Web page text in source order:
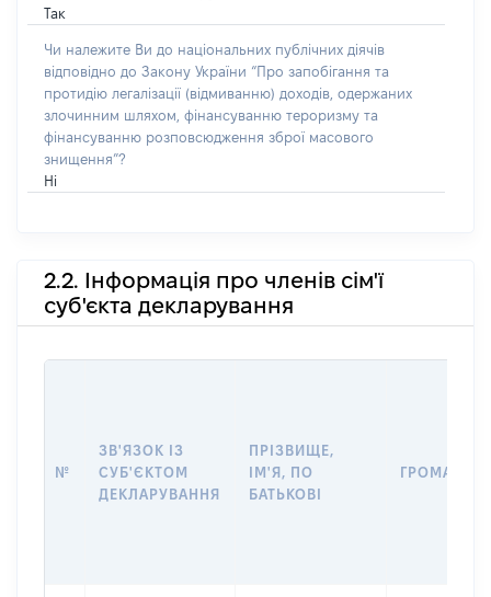
Так
Чи належите Ви до національних публічних діячів
відповідно до Закону України “Про запобігання та
протидію легалізації (відмиванню) доходів, одержаних
злочинним шляхом, фінансуванню тероризму та
фінансуванню розповсюдження зброї масового
знищення”?
Ні
2.2. Інформація про членів сім'ї
суб'єкта декларування
№
ЗВ'ЯЗОК ІЗ
СУБ'ЄКТОМ
ДЕКЛАРУВАННЯ
ПРІЗВИЩЕ,
ІМ'Я, ПО
БАТЬКОВІ